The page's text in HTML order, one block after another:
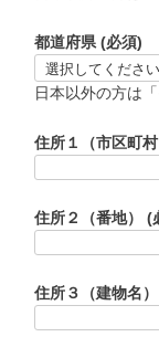
都道府県(必須)
日本以外の方は
住所１（市区町村
住所２（番地） (
住所３（建物名）